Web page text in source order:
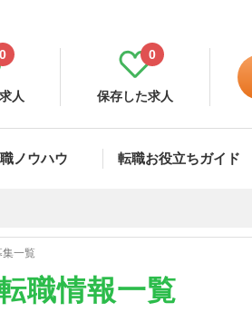
人
0
保存した求人
0
ノウハウ 転職お役立ちガイド
一覧
職情報一覧